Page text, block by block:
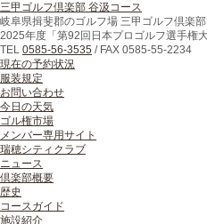
三甲ゴルフ倶楽部 谷汲コース
岐阜県揖斐郡のゴルフ場 三甲ゴルフ倶楽
2025年度「第92回日本プロゴルフ選手権
TEL 0585-56-3535 / FAX 0585-55-2234
現在の予約状況
服装規定
お問い合わせ
今日の天気
ゴル権市場
メンバー専用サイト
瑞穂シティクラブ
ニュース
倶楽部概要
歴史
コースガイド
施設紹介